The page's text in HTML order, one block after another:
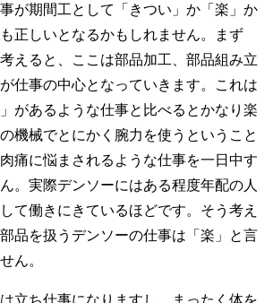
が期間工として「きつい」か「楽」か
正しいとなるかもしれません。まず
考えると、ここは部品加工、部品組み立
仕事の中心となっていきます。これは
」があるような仕事と比べるとかなり楽
機械でとにかく腕力を使うということ
痛に悩まされるような仕事を一日中す
。実際デンソーにはある程度年配の人
て働きにきているほどです。そう考え
品を扱うデンソーの仕事は「楽」と言
ん。
立ち仕事になりますし、まったく体を